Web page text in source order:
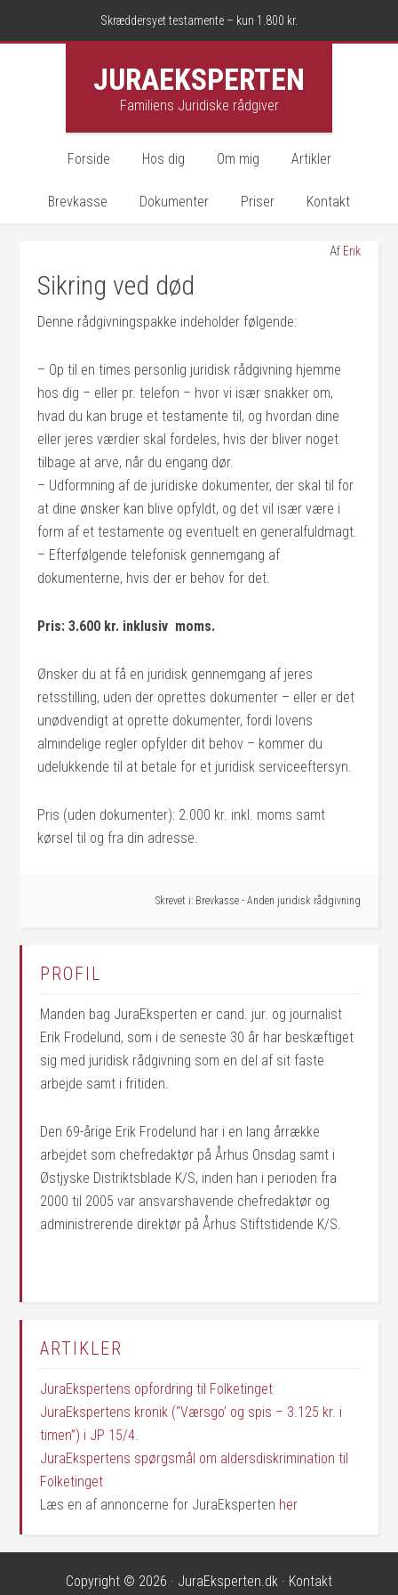
Skræddersyet testamente – kun 1.800 kr.
JURAEKSPERTEN
Familiens Juridiske rådgiver
Forside Hos dig Om mig Artikler
Brevkasse Dokumenter Priser Kontakt
Af Erik
Sikring ved død
Denne rådgivningspakke indeholder følgende:
– Op til en times personlig juridisk rådgivning hjemme
hos dig – eller pr. telefon – hvor vi især snakker om,
hvad du kan bruge et testamente til, og hvordan dine
eller jeres værdier skal fordeles, hvis der bliver noget
tilbage at arve, når du engang dør.
– Udformning af de juridiske dokumenter, der skal til for
at dine ønsker kan blive opfyldt, og det vil især være i
form af et testamente og eventuelt en generalfuldmagt.
– Efterfølgende telefonisk gennemgang af
dokumenterne, hvis der er behov for det.
Pris: 3.600 kr. inklusiv moms.
Ønsker du at få en juridisk gennemgang af jeres
retsstilling, uden der oprettes dokumenter – eller er det
unødvendigt at oprette dokumenter, fordi lovens
almindelige regler opfylder dit behov – kommer du
udelukkende til at betale for et juridisk serviceeftersyn.
Pris (uden dokumenter): 2.000 kr. inkl. moms samt
kørsel til og fra din adresse.
Skrevet i: Brevkasse - Anden juridisk rådgivning
PROFIL
Manden bag JuraEksperten er cand. jur. og journalist
Erik Frodelund, som i de seneste 30 år har beskæftiget
sig med juridisk rådgivning som en del af sit faste
arbejde samt i fritiden.
Den 69-årige Erik Frodelund har i en lang årrække
arbejdet som chefredaktør på Århus Onsdag samt i
Østjyske Distriktsblade K/S, inden han i perioden fra
2000 til 2005 var ansvarshavende chefredaktør og
administrerende direktør på Århus Stiftstidende K/S.
ARTIKLER
JuraEkspertens opfordring til Folketinget
JuraEkspertens kronik (“Værsgo’ og spis – 3.125 kr. i
timen”) i JP 15/4.
JuraEkspertens spørgsmål om aldersdiskrimination til
Folketinget
Læs en af annoncerne for JuraEksperten her
Copyright © 2026 · JuraEksperten.dk · Kontakt